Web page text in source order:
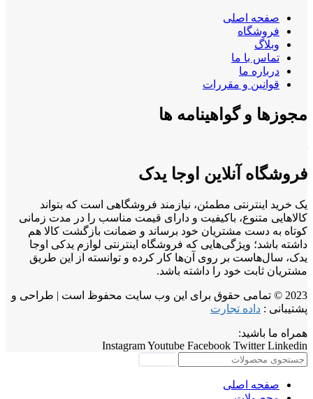
صفحه اصلی
فروشگاه
وبلاگ
تماس با ما
درباره ما
قوانین و مقررات
مجوزها و گواهینامه ها
فروشگاه آنلاین اوجا یدک
یک خرید اینترنتی مطمئن، نیازمند فروشگاهی است که بتواند
کالاهایی متنوع، باکیفیت و دارای قیمت مناسب را در مدت زمانی
کوتاه به دست مشتریان خود برساند و ضمانت بازگشت کالا هم
داشته باشد؛ ویژگی‌هایی که فروشگاه اینترنتی لوازم یدکی اوجا
یدک، سال‌هاست بر روی آن‌ها کار کرده و توانسته از این طریق
مشتریان ثابت خود را داشته باشد.
2023 © تمامی حقوق برای این وب سایت محفوظ است | طراحی و
پشتیبانی : داده تجارت
همراه ما باشید:
InstagramYoutube Facebook Twitter Linkedin
صفحه اصلی